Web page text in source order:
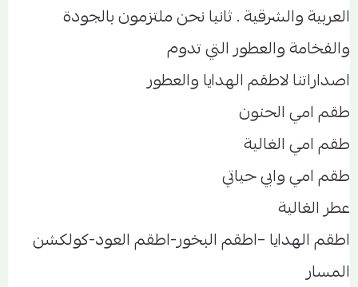
العربية والشرقية . ثانيا نحن ملتزمون بالجودة
والفخامة والعطور التي تدوم
اصداراتنا لاطقم الهدايا والعطور
طقم امي الحنون
طقم امي الغالية
طقم امي وابي حياتي
عطر الغالية
اطقم الهدايا –اطقم البخور-اطقم العود-كولكشن
المسار